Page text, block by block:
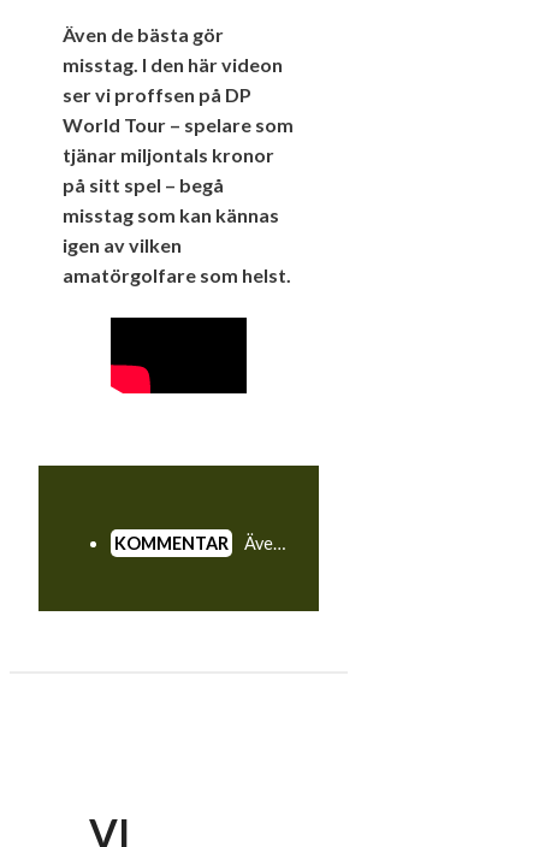
Även de bästa gör
misstag. I den här videon
ser vi proffsen på DP
World Tour – spelare som
tjänar miljontals kronor
på sitt spel – begå
misstag som kan kännas
igen av vilken
amatörgolfare som helst.
Även de bästa gör misstag. I den här videon ser vi proffsen på DP World Tour – spelare som tjänar miljontals kronor på sitt spel – begå misstag som kan kännas igen av vilken amatörgolfare som helst.
VI